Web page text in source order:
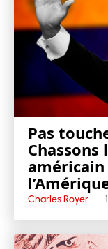
Pas
Chassons
américain
Charles Royer